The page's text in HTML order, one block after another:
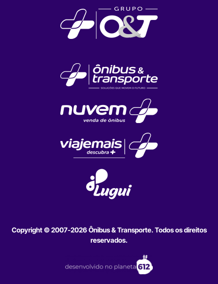
Copyright © 2007-2026 Ônibus & Transporte. Todos os direitos
reservados.